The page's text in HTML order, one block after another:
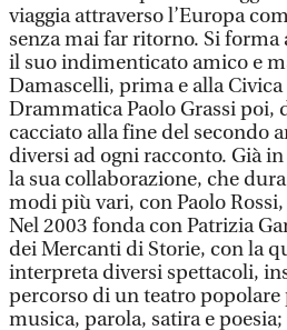
viaggia attraverso l’Europa
senza mai far ritorno. Si forma
il suo indimenticato amico e
Damascelli, prima e alla
Drammatica Paolo Grassi poi,
cacciato alla fine del secondo
diversi ad ogni racconto. Già
la sua collaborazione, che
modi più vari, con Paolo
Nel 2003 fonda con Patrizia
dei Mercanti di Storie, con la
interpreta diversi spettacoli,
percorso di un teatro
musica, parola, satira e